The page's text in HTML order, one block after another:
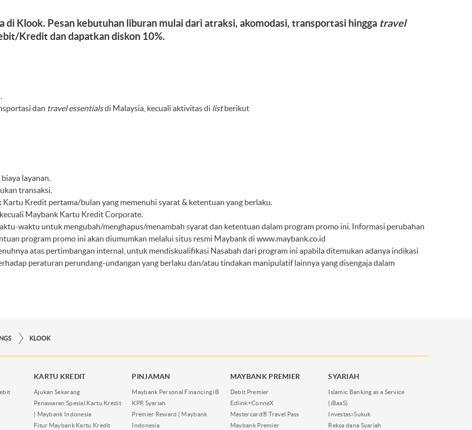
di Klook. Pesan kebutuhan liburan mulai dari atraksi, akomodasi, transportasi hingga travel
Kredit dan dapatkan diskon 10%.
dan travel essentialsdi Malaysia, kecuali aktivitas di listberikut
layanan.
transaksi.
Kredit pertama/bulan yang memenuhi syarat & ketentuan yang berlaku.
Maybank Kartu Kredit Corporate.
waktu untuk mengubah/menghapus/menambah syarat dan ketentuan dalam program promo ini. Informasi perubahan
program promo ini akan diumumkan melalui situs resmi Maybank di www.maybank.co.id
atas pertimbangan internal, untuk mendiskualifikasi Nasabah dari program ini apabila ditemukan adanya indikasi
peraturan perundang-undangan yang berlaku dan/atau tindakan manipulatif lainnya yang disengaja dalam
KLOOK
KARTU KREDIT
Ajukan Sekarang
Penawaran Spesial Kartu Kredit
| Maybank Indonesia
Fitur Maybank Kartu Kredit
PINJAMAN
Maybank Personal Financing iB
KPR Syariah
Premier Reward | Maybank
Indonesia
MAYBANK PREMIER
Debit Premier
Edlink+ConneX
Mastercard® Travel Pass
Maybank Premier
SYARIAH
Islamic Banking as a Service
(iBaaS)
Investasi Sukuk
Reksa dana Syariah